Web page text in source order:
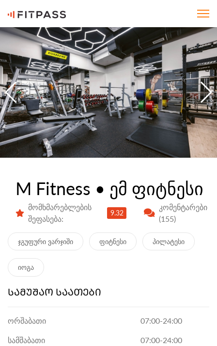
M Fitness • ემ ფიტნესი
მომხმარებლების
შეფასება:
9.32
კომენტარები
(155)
ჯგუფური ვარჯიში ფიტნესი პილატესი
იოგა
ᲡᲐᲛᲣᲨᲐᲝ ᲡᲐᲐᲗᲔᲑᲘ
ორშაბათი 07:00-24:00
სამშაბათი 07:00-24:00